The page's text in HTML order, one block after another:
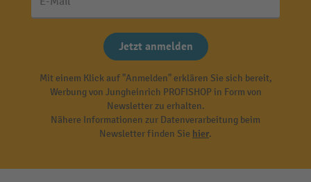
Jetzt anmelden
Mit einem Klick auf "Anmelden" erklären Sie sich bereit,
Werbung von Jungheinrich PROFISHOP in Form von
Newsletter zu erhalten.
Nähere Informationen zur Datenverarbeitung beim
Newsletter finden Sie hier.